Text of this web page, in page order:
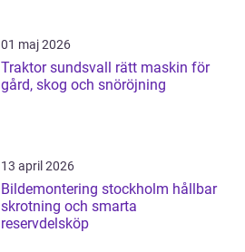
01 maj 2026
Traktor sundsvall rätt maskin för
gård, skog och snöröjning
13 april 2026
Bildemontering stockholm hållbar
skrotning och smarta
reservdelsköp